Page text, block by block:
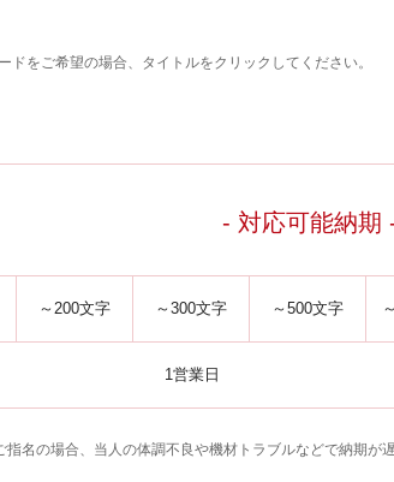
ドをご希望の場合、タイトルをクリックしてください。
- 対応可能納期
～200文字 ～300文字 ～500文字
1営業日
名の場合、当人の体調不良や機材トラブルなどで納期が